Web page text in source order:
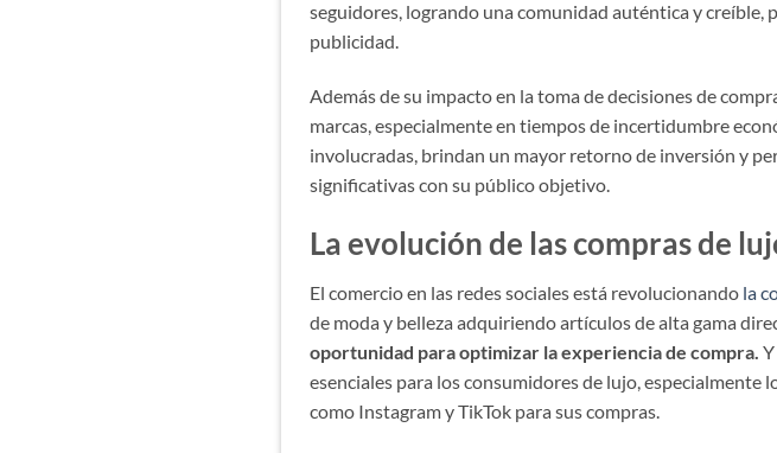
seguidores, logrando una comunidad auténtica y creíble,
publicidad.
Además de su impacto en la toma de decisiones de
marcas, especialmente en tiempos de incertidumbre
involucradas, brindan un mayor retorno de inversión y
significativas con su público objetivo.
La evolución de las compras de
El comercio en las redes sociales está revolucionando la
de moda y belleza adquiriendo artículos de alta gama
oportunidad para optimizar la experiencia de compra.
esenciales para los consumidores de lujo, especialmente
como Instagram y TikTok para sus compras.